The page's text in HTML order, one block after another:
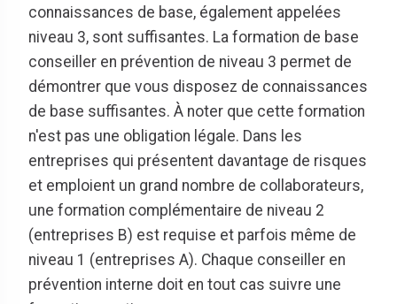
connaissances de base, également appelées
niveau 3, sont suffisantes. La formation de base
conseiller en prévention de niveau 3 permet de
démontrer que vous disposez de connaissances
de base suffisantes. À noter que cette formation
n'est pas une obligation légale. Dans les
entreprises qui présentent davantage de risques
et emploient un grand nombre de collaborateurs,
une formation complémentaire de niveau 2
(entreprises B) est requise et parfois même de
niveau 1 (entreprises A). Chaque conseiller en
prévention interne doit en tout cas suivre une